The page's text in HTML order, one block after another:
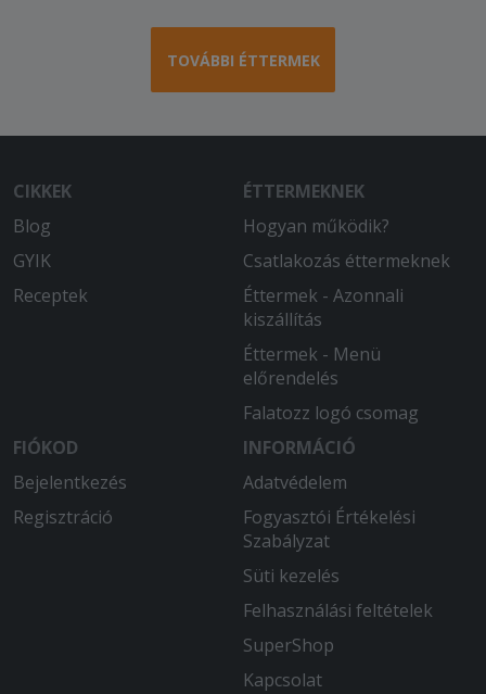
TOVÁBBI ÉTTERMEK
CIKKEK
Blog
GYIK
Receptek
ÉTTERMEKNEK
Hogyan működik?
Csatlakozás éttermeknek
Éttermek - Azonnali
kiszállítás
Éttermek - Menü
előrendelés
Falatozz logó csomag
FIÓKOD
Bejelentkezés
Regisztráció
INFORMÁCIÓ
Adatvédelem
Fogyasztói Értékelési
Szabályzat
Süti kezelés
Felhasználási feltételek
SuperShop
Kapcsolat